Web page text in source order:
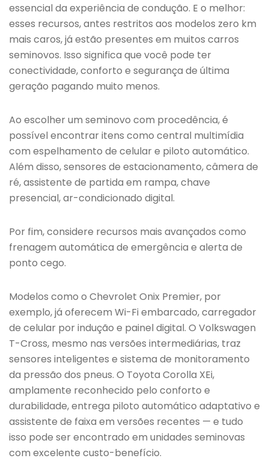
essencial da experiência de condução. E o melhor:
esses recursos, antes restritos aos modelos zero km
mais caros, já estão presentes em muitos carros
seminovos. Isso significa que você pode ter
conectividade, conforto e segurança de última
geração pagando muito menos.
Ao escolher um seminovo com procedência, é
possível encontrar itens como central multimídia
com espelhamento de celular e piloto automático.
Além disso, sensores de estacionamento, câmera de
ré, assistente de partida em rampa, chave
presencial, ar-condicionado digital.
Por fim, considere recursos mais avançados como
frenagem automática de emergência e alerta de
ponto cego.
Modelos como o Chevrolet Onix Premier, por
exemplo, já oferecem Wi-Fi embarcado, carregador
de celular por indução e painel digital. O Volkswagen
T-Cross, mesmo nas versões intermediárias, traz
sensores inteligentes e sistema de monitoramento
da pressão dos pneus. O Toyota Corolla XEi,
amplamente reconhecido pelo conforto e
durabilidade, entrega piloto automático adaptativo e
assistente de faixa em versões recentes — e tudo
isso pode ser encontrado em unidades seminovas
com excelente custo-benefício.